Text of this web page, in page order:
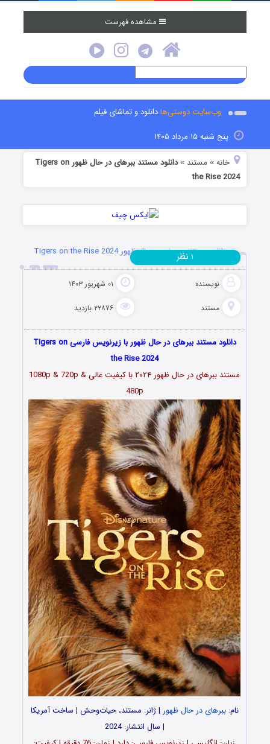
مشاهده فهرست
وب‌سایت دوستی‌هادانلود و تماشای فیلم
پنج شنبه ۱۵ مرداد ۱۴۰۵
خانه » مستند »
دانلود مستند ببرهای در حال ظهور Tigers on
the Rise 2024
دانلود مستند ببرهای در حال ظهور Tigers on the Rise 2024
نویسنده ۰۱ شهریور ۱۴۰۳
مستند ۲۲۸۷۶ بازدید
۱ نظر
دانلود مستند ببرهای در حال ظهور با زیرنویس فارسی Tigers on
the Rise 2024
مستند ببرهای در حال ظهور ۲۰۲۴ با کیفیت عالی 1080p & 720p &
480p
نام:ببرهای در حال ظهور | ژانر: مستند، حیات‌وحش | ساخت آمریکا
| سال انتشار: 2024